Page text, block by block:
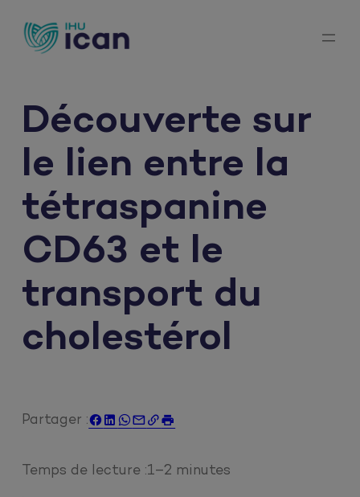
Découverte sur
le lien entre la
tétraspanine
CD63 et le
transport du
cholestérol
Partager :  
Temps de lecture :1–2 minutes